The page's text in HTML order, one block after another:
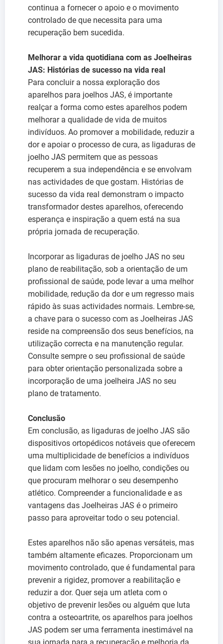
continua a fornecer o apoio e o movimento
controlado de que necessita para uma
recuperação bem sucedida.
Melhorar a vida quotidiana com as Joelheiras
JAS: Histórias de sucesso na vida real
Para concluir a nossa exploração dos
aparelhos para joelhos JAS, é importante
realçar a forma como estes aparelhos podem
melhorar a qualidade de vida de muitos
indivíduos. Ao promover a mobilidade, reduzir a
dor e apoiar o processo de cura, as ligaduras de
joelho JAS permitem que as pessoas
recuperem a sua independência e se envolvam
nas actividades de que gostam. Histórias de
sucesso da vida real demonstram o impacto
transformador destes aparelhos, oferecendo
esperança e inspiração a quem está na sua
própria jornada de recuperação.
Incorporar as ligaduras de joelho JAS no seu
plano de reabilitação, sob a orientação de um
profissional de saúde, pode levar a uma melhor
mobilidade, redução da dor e um regresso mais
rápido às suas actividades normais. Lembre-se,
a chave para o sucesso com as Joelheiras JAS
reside na compreensão dos seus benefícios, na
utilização correcta e na manutenção regular.
Consulte sempre o seu profissional de saúde
para obter orientação personalizada sobre a
incorporação de uma joelheira JAS no seu
plano de tratamento.
Conclusão
Em conclusão, as ligaduras de joelho JAS são
dispositivos ortopédicos notáveis que oferecem
uma multiplicidade de benefícios a indivíduos
que lidam com lesões no joelho, condições ou
que procuram melhorar o seu desempenho
atlético. Compreender a funcionalidade e as
vantagens das Joelheiras JAS é o primeiro
passo para aproveitar todo o seu potencial.
Estes aparelhos não são apenas versáteis, mas
também altamente eficazes. Proporcionam um
movimento controlado, que é fundamental para
prevenir a rigidez, promover a reabilitação e
reduzir a dor. Quer seja um atleta com o
objetivo de prevenir lesões ou alguém que luta
contra a osteoartrite, os aparelhos para joelhos
JAS podem ser uma ferramenta inestimável na